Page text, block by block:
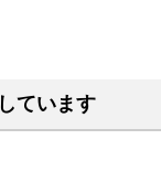
ています